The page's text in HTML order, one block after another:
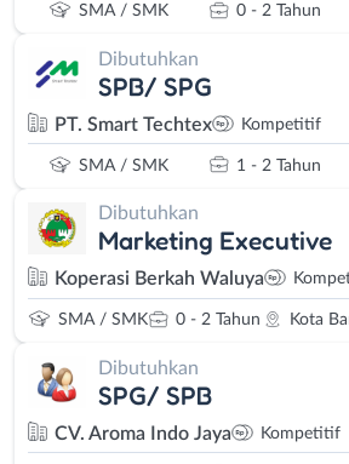
SMA / SMK 0 - 2 Tahun
Dibutuhkan
SPB/ SPG
PT. Smart Techtex Kompetitif
SMA / SMK 1 - 2 Tahun
Dibutuhkan
Marketing Executive
Koperasi Berkah Waluya
SMA / SMK 0 - 2 Tahun Kota
Dibutuhkan
SPG/ SPB
CV. Aroma Indo Jaya Kompetitif